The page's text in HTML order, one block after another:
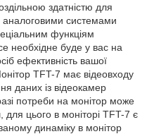
здатністю для
аналоговими системами
функціям
необхідне буде у вас на
ефективність вашої
TFT-7 має відеовходу
даних із відеокамер
потреби на монітор може
для цього в моніторі TFT-7 є
динаміку в монітор